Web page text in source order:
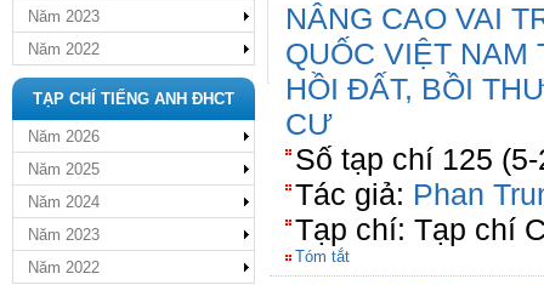
Năm 2023
Năm 2022
TẠP CHÍ TIẾNG ANH ĐHCT
Năm 2026
Năm 2025
Năm 2024
Năm 2023
Năm 2022
NÂNG CAO VAI
QUỐC VIỆT NAM
HỒI ĐẤT, BỒI
CƯ
Số tạp chí 125
Tác giả: Phan
Tạp chí: Tạp chí
Tóm tắt